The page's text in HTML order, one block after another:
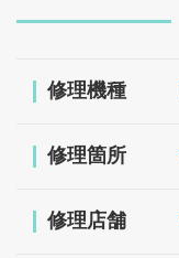
修理機種
修理箇所
修理店舗